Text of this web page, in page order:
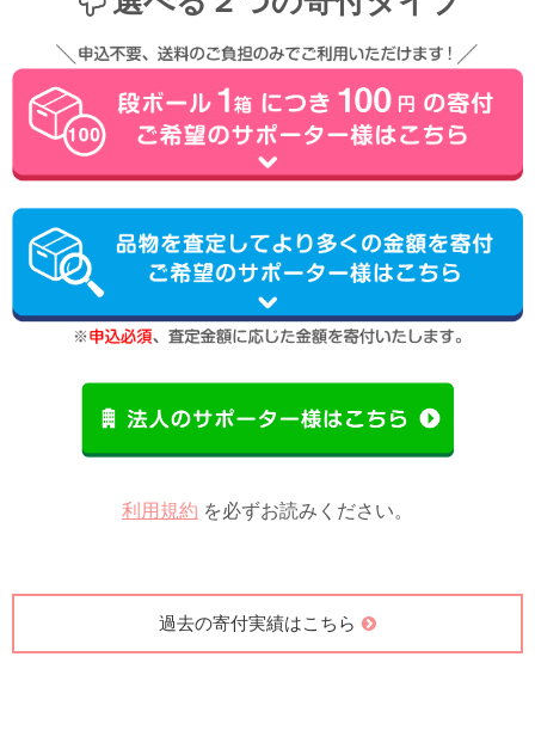
利用規約 を必ずお読みください。
過去の寄付実績はこちら